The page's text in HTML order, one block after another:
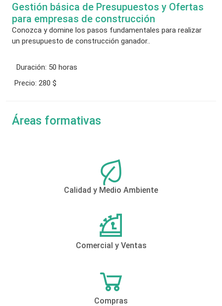
Gestión básica de Presupuestos y Ofertas
para empresas de construcción
Conozca y domine los pasos fundamentales para realizar
un presupuesto de construcción ganador..
Duración: 50 horas
Precio: 280 $
Áreas formativas
Calidad y Medio Ambiente
Comercial y Ventas
Compras